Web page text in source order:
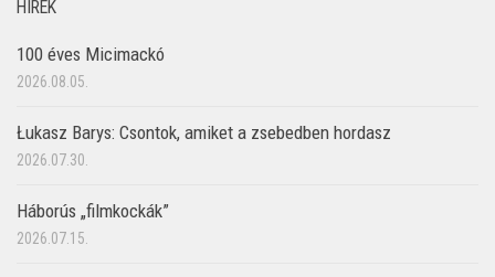
HÍREK
100 éves Micimackó
2026.08.05.
Łukasz Barys: Csontok, amiket a zsebedben hordasz
2026.07.30.
Háborús „filmkockák”
2026.07.15.